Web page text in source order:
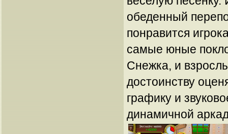
обеденный
понравится
самые юные
Снежка, и
достоинству
графику и
динамичной